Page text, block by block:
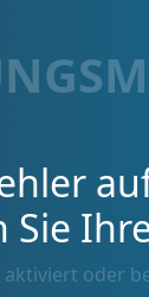
oder